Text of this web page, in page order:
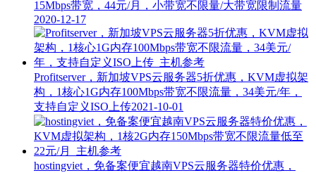
15Mbps带宽，44元/月，小带宽不限量/大带宽限制流量
2020-12-17
Profitserver，新加坡VPS云服务器5折优惠，KVM虚拟架
构，1核心1G内存100Mbps带宽不限流量，34美元/年，
支持自定义ISO上传2021-10-01
hostingviet，免备案便宜越南VPS云服务器特价优惠，